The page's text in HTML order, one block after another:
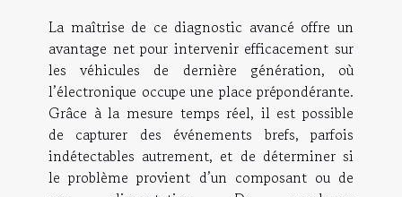
La maîtrise de ce diagnostic avancé offre un
avantage net pour intervenir efficacement sur
les véhicules de dernière génération, où
l’électronique occupe une place prépondérante.
Grâce à la mesure temps réel, il est possible
de capturer des événements brefs, parfois
indétectables autrement, et de déterminer si
le problème provient d’un composant ou de